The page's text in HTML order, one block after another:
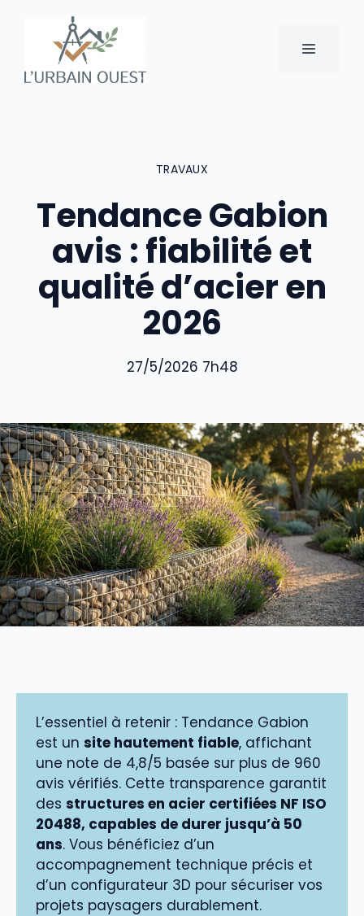
contenu
MENU
TRAVAUX
Tendance Gabion
avis : fiabilité et
qualité d’acier en
2026
27/5/2026 7h48
L’essentiel à retenir : Tendance Gabion
est un site hautement fiable, affichant
une note de 4,8/5 basée sur plus de 960
avis vérifiés. Cette transparence garantit
des structures en acier certifiées NF ISO
20488, capables de durer jusqu’à 50
ans. Vous bénéficiez d’un
accompagnement technique précis et
d’un configurateur 3D pour sécuriser vos
projets paysagers durablement.